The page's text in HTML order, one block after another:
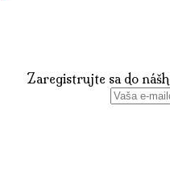
Zaregistrujte sa do